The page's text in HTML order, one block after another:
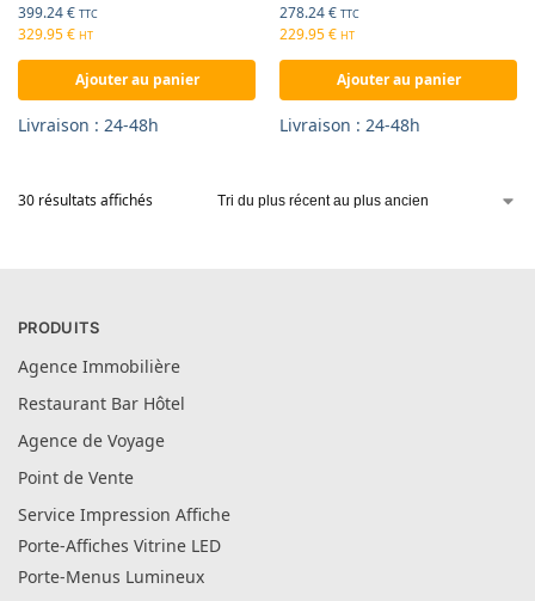
399.24€ TTC
329.95€ HT
Ajouter au panier
Livraison : 24-48h
278.24€ TTC
229.95€ HT
Ajouter au panier
Livraison : 24-48h
30 résultats affichés
PRODUITS
Agence Immobilière
Restaurant Bar Hôtel
Agence de Voyage
Point de Vente
Service Impression Affiche
Porte-Affiches Vitrine LED
Porte-Menus Lumineux